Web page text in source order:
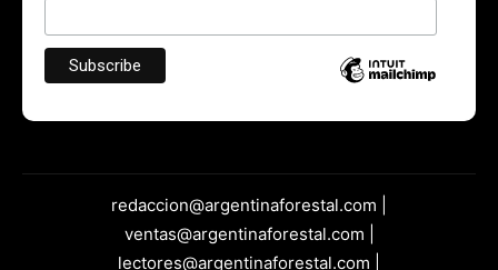
redaccion@argentinaforestal.com |
ventas@argentinaforestal.com |
lectores@argentinaforestal.com |